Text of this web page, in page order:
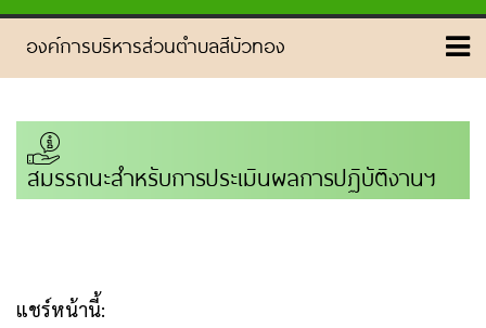
สมรรถนะสำหรับการประเมินผลการปฏิบัติงานฯ
แชร์หน้านี้: